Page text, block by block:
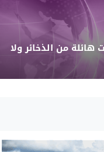
هائلة من الذخائر ولا